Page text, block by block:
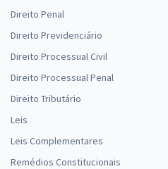
Direito Penal
Direito Previdenciário
Direito Processual Civil
Direito Processual Penal
Direito Tributário
Leis
Leis Complementares
Remédios Constitucionais